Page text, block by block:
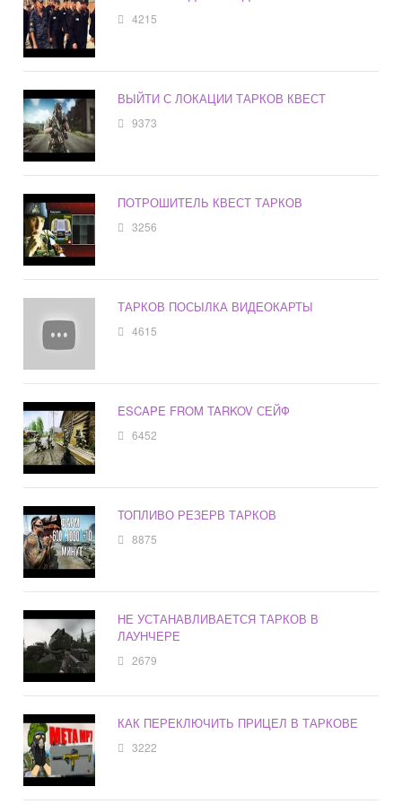
4215
ВЫЙТИ С ЛОКАЦИИ ТАРКОВ КВЕСТ
9373
ПОТРОШИТЕЛЬ КВЕСТ ТАРКОВ
3256
ТАРКОВ ПОСЫЛКА ВИДЕОКАРТЫ
4615
ESCAPE FROM TARKOV СЕЙФ
6452
ТОПЛИВО РЕЗЕРВ ТАРКОВ
8875
НЕ УСТАНАВЛИВАЕТСЯ ТАРКОВ В
ЛАУНЧЕРЕ
2679
КАК ПЕРЕКЛЮЧИТЬ ПРИЦЕЛ В ТАРКОВЕ
3222